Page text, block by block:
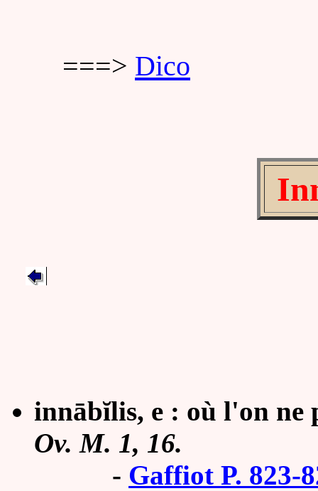
===> Dico
innābĭlis, e : où l'on ne
Ov. M. 1, 16.
- Gaffiot P. 823-